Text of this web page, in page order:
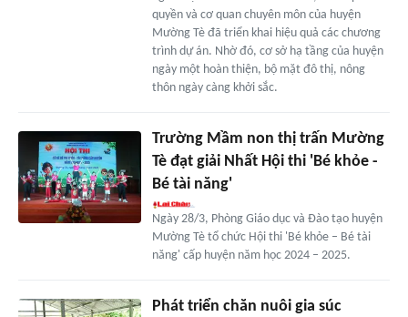
quyền và cơ quan chuyên môn của huyện
Mường Tè đã triển khai hiệu quả các chương
trình dự án. Nhờ đó, cơ sở hạ tầng của huyện
ngày một hoàn thiện, bộ mặt đô thị, nông
thôn ngày càng khởi sắc.
Trường Mầm non thị trấn Mường
Tè đạt giải Nhất Hội thi 'Bé khỏe -
Bé tài năng'
Ngày 28/3, Phòng Giáo dục và Đào tạo huyện
Mường Tè tổ chức Hội thi 'Bé khỏe – Bé tài
năng' cấp huyện năm học 2024 – 2025.
Phát triển chăn nuôi gia súc